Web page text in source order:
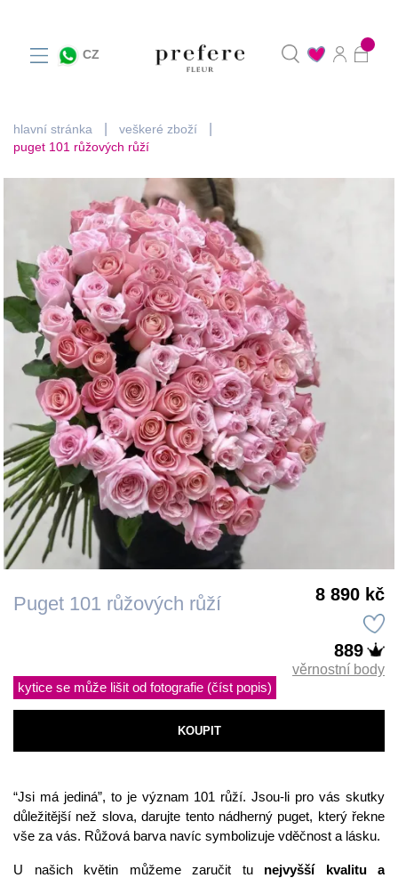
CZ
hlavní stránka
veškeré zboží
puget 101 růžových růží
Puget 101 růžových růží 8 890 kč
889
věrnostní body
kytice se může lišit od fotografie (číst popis)
KOUPIT
“Jsi má jediná”, to je význam 101 růží. Jsou-li pro vás skutky
důležitější než slova, darujte tento nádherný puget, který řekne
vše za vás. Růžová barva navíc symbolizuje vděčnost a lásku.
U našich květin můžeme zaručit tu nejvyšší kvalitu a